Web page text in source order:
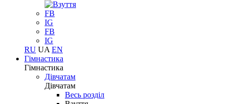
FB
IG
FB
IG
RU UA EN
Гімнастика
Гімнастика
Дівчатам
Дівчатам
Весь розділ